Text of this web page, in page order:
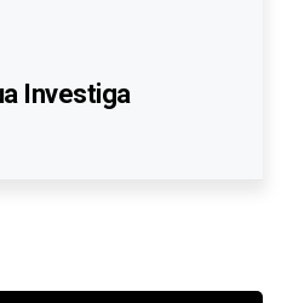
Investiga